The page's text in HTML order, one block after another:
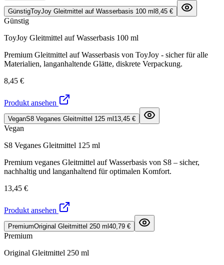
GünstigToyJoy Gleitmittel auf Wasserbasis 100 ml 8,45 €
Günstig
ToyJoy Gleitmittel auf Wasserbasis 100 ml
Premium Gleitmittel auf Wasserbasis von ToyJoy - sicher für alle
Materialien, langanhaltende Glätte, diskrete Verpackung.
8,45 €
Produkt ansehen
VeganS8 Veganes Gleitmittel 125 ml 13,45 €
Vegan
S8 Veganes Gleitmittel 125 ml
Premium veganes Gleitmittel auf Wasserbasis von S8 – sicher,
nachhaltig und langanhaltend für optimalen Komfort.
13,45 €
Produkt ansehen
PremiumOriginal Gleitmittel 250 ml 40,79 €
Premium
Original Gleitmittel 250 ml